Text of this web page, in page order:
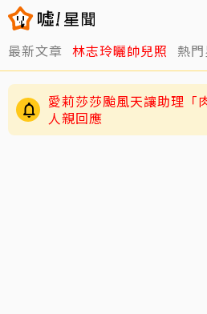
最新文章 林志玲曬帥兒照 熱
愛莉莎莎颱風天讓助理
人親回應